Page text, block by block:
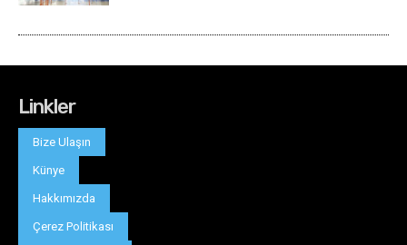
Linkler
Bize Ulaşın
Künye
Hakkımızda
Çerez Politikası